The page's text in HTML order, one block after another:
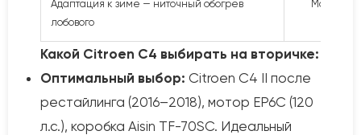
Адаптация к зиме — ниточный обогрев
лобового
Мотор
Какой Citroen C4 выбирать на вторичке:
Оптимальный выбор: Citroen C4 II после
рестайлинга (2016–2018), мотор EP6C (120
л.с.), коробка Aisin TF-70SC. Идеальный